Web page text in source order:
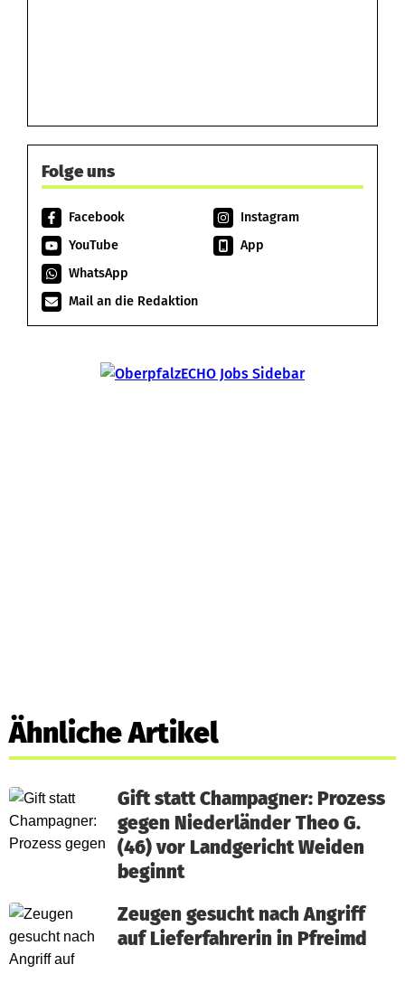
Folge uns
Facebook
Instagram
YouTube
App
WhatsApp
Mail an die Redaktion
Ähnliche Artikel
Gift statt Champagner: Prozess
gegen Niederländer Theo G.
(46) vor Landgericht Weiden
beginnt
Zeugen gesucht nach Angriff
auf Lieferfahrerin in Pfreimd